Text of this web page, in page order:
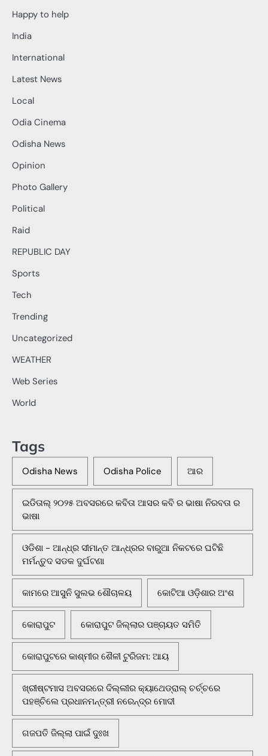
Happy to help
India
International
Latest News
Local
Odia Cinema
Odisha News
Opinion
Photo Gallery
Political
Raid
REPUBLIC DAY
Sports
Tech
Trending
Uncategorized
WEATHER
Web Series
World
Tags
Odisha News Odisha Police ଆର
ଇଡିତାଲ୍ ୨୦୨୫ ଅବସରରେ କବିତା ଆସର କବି ର ଭାଷା ନିରବତା ର
ଭାଷା
ଓଡିଶା - ଆନ୍ଧ୍ର ସୀମାନ୍ତ ଆନ୍ଧ୍ରର ବାରୁଆ ନିକଟରେ ଘଟିଛି
ମର୍ମନ୍ତୁଦ ସଡକ ଦୁର୍ଘଟଣା
କାମରେ ଆସୁନି ସୁଲଭ ଶୌଚାଳୟ କୋଟିଆ ଓଡ଼ିଶାର ଅଂଶ
କୋରାପୁଟ କୋରାପୁଟ ଜିଲ୍ଲାର ପଞ୍ଚାୟତ ସମିତି
କୋରାପୁଟରେ କାଶ୍ମୀର ଶୈଳୀ ଟୁରିଜମ: ଆୟ
ଖ୍ରୀଷ୍ଟମାସ ଅବସରରେ ଦିଲ୍ଲୀର କ୍ୟାଥେଡ୍ରାଲ୍ ଚର୍ଚ୍ଚରେ
ପହଞ୍ଚିଲେ ପ୍ରଧାନମନ୍ତ୍ରୀ ନରେନ୍ଦ୍ର ମୋଦୀ
ଗଜପତି ଜିଲ୍ଲା ପାଇଁ ଦୁଃଖ